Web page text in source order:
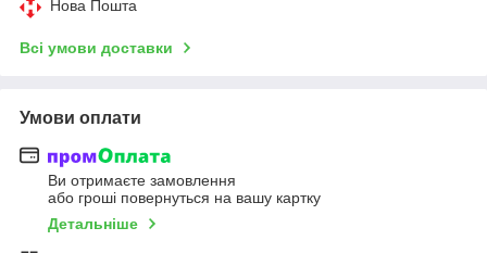
Нова Пошта
Всі умови доставки
Умови оплати
Ви отримаєте замовлення
або гроші повернуться на вашу картку
Детальніше